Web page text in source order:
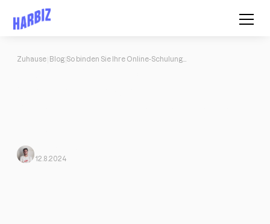
Zuhause Blog So binden Sie Ihre Online-Schulungskunden
12.8.2024